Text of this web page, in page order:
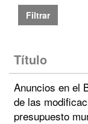
Filtrar
Título
Anuncios en el
de las
presupuesto